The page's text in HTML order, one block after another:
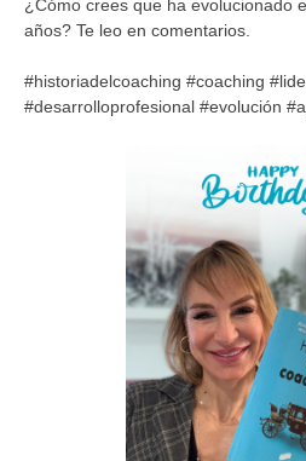
¿Cómo crees que ha evolucionado
años? Te leo en comentarios.
#historiadelcoaching #coaching
#desarrolloprofesional #evolución